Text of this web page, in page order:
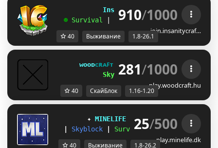
InsanityCraft || 1.8 - 26.1
☻ Survival Factions | Skyblock
910/1000
join.insanitycraf…
40 Выживание 1.8-26.1
ᴡᴏᴏᴅᴄʀᴀꜰᴛ ɴᴇᴛᴡᴏʀᴋ [ 1.16.X-1.20.X
SkyBlock ONE: 275. Hét
281/1000
play.woodcraft.hu
40 СкайБлок 1.16-1.20
✦ MINELIFE [1.8 - 26.2]
Skyblock Survival | Prison
25/500
play.minelife.dk
40 Выживание 1.8-26.2